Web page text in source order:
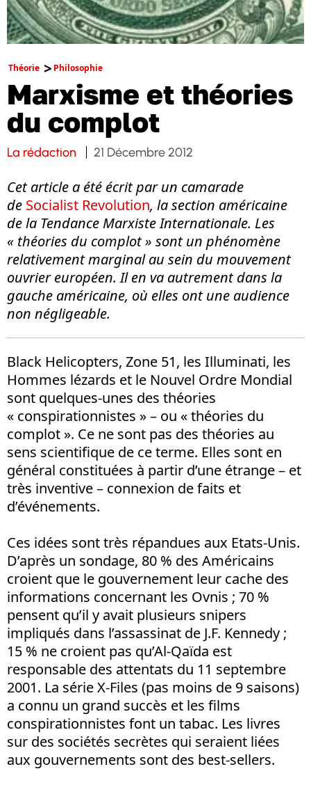
Théorie Philosophie
Marxisme et théories
du complot
La rédaction 21 Décembre 2012
Cet article a été écrit par un camarade
de Socialist Revolution, la section américaine
de la Tendance Marxiste Internationale. Les
« théories du complot » sont un phénomène
relativement marginal au sein du mouvement
ouvrier européen. Il en va autrement dans la
gauche américaine, où elles ont une audience
non négligeable.
Black Helicopters, Zone 51, les Illuminati, les
Hommes lézards et le Nouvel Ordre Mondial
sont quelques-unes des théories
« conspirationnistes » – ou « théories du
complot ». Ce ne sont pas des théories au
sens scientifique de ce terme. Elles sont en
général constituées à partir d’une étrange – et
très inventive – connexion de faits et
d’événements.
Ces idées sont très répandues aux Etats-Unis.
D’après un sondage, 80 % des Américains
croient que le gouvernement leur cache des
informations concernant les Ovnis ; 70 %
pensent qu’il y avait plusieurs snipers
impliqués dans l’assassinat de J.F. Kennedy ;
15 % ne croient pas qu’Al-Qaïda est
responsable des attentats du 11 septembre
2001. La série X-Files (pas moins de 9 saisons)
a connu un grand succès et les films
conspirationnistes font un tabac. Les livres
sur des sociétés secrètes qui seraient liées
aux gouvernements sont des best-sellers.